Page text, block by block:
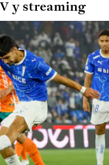
y streaming